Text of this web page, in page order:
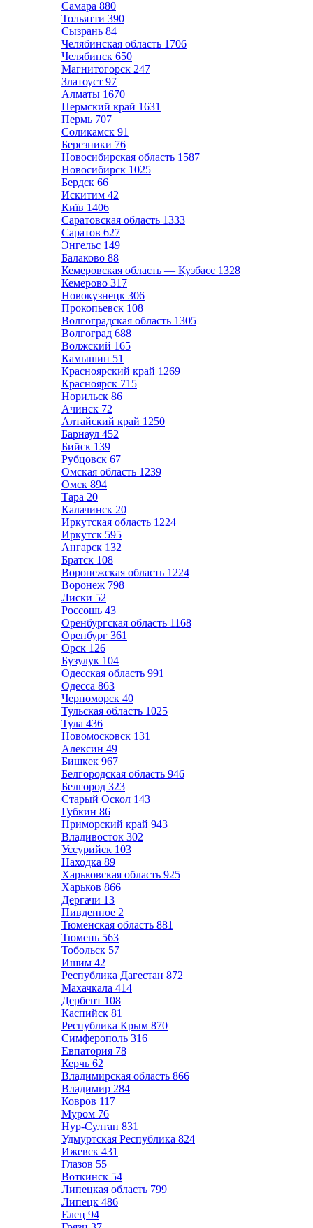
Самара 880
Тольятти 390
Сызрань 84
Челябинская область 1706
Челябинск 650
Магнитогорск 247
Златоуст 97
Алматы 1670
Пермский край 1631
Пермь 707
Соликамск 91
Березники 76
Новосибирская область 1587
Новосибирск 1025
Бердск 66
Искитим 42
Київ 1406
Саратовская область 1333
Саратов 627
Энгельс 149
Балаково 88
Кемеровская область — Кузбасс 1328
Кемерово 317
Новокузнецк 306
Прокопьевск 108
Волгоградская область 1305
Волгоград 688
Волжский 165
Камышин 51
Красноярский край 1269
Красноярск 715
Норильск 86
Ачинск 72
Алтайский край 1250
Барнаул 452
Бийск 139
Рубцовск 67
Омская область 1239
Омск 894
Тара 20
Калачинск 20
Иркутская область 1224
Иркутск 595
Ангарск 132
Братск 108
Воронежская область 1224
Воронеж 798
Лиски 52
Россошь 43
Оренбургская область 1168
Оренбург 361
Орск 126
Бузулук 104
Одесская область 991
Одесса 863
Черноморск 40
Тульская область 1025
Тула 436
Новомосковск 131
Алексин 49
Бишкек 967
Белгородская область 946
Белгород 323
Старый Оскол 143
Губкин 86
Приморский край 943
Владивосток 302
Уссурийск 103
Находка 89
Харьковская область 925
Харьков 866
Дергачи 13
Пивденное 2
Тюменская область 881
Тюмень 563
Тобольск 57
Ишим 42
Республика Дагестан 872
Махачкала 414
Дербент 108
Каспийск 81
Республика Крым 870
Симферополь 316
Евпатория 78
Керчь 62
Владимирская область 866
Владимир 284
Ковров 117
Муром 76
Нур-Султан 831
Удмуртская Республика 824
Ижевск 431
Глазов 55
Воткинск 54
Липецкая область 799
Липецк 486
Елец 94